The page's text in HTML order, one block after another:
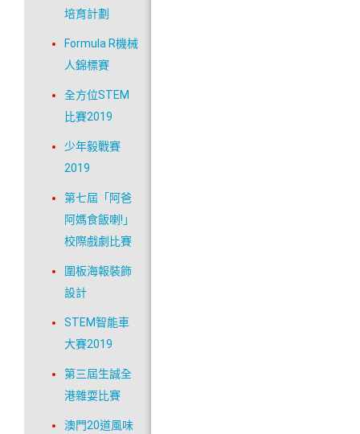
培育計劃
Formula R機械
人錦標賽
全方位STEM
比賽2019
少年毅戰賽
2019
第七屆「阿爸
阿媽食飯喇!」
校際戲劇比賽
圍板海報裝飾
設計
STEM智能車
大賽2019
第三屆生誠全
港雜耍比賽
澳門20道風味